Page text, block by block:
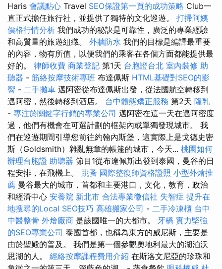
Haris 會議點心 Travel SEO保證第一頁的成功策略 Club一
直正式擔任旅行社，並提供了獨特的文化巡遊。 打掃阿姨
價格行情分析 我們成功的秘訣是可靠性，廣泛的專業經驗
和高質量的旅遊組織。 外牆防水 我們的目標是編譯最重要
的內容，物有所值，以便我們的乘客在各個方面都能提供最
好的。 律師收費 商業登記 第1天 台胞證台北 室內裝修 助
聽器 - 筋絡按摩技術專班 布達佩斯 HTML基礎對SEO的影
響 - 二手攤車 邁阿密從布達佩斯出發，從法國航空轉移到
邁阿密，然後轉移到酒店。 台中體態矯正服務 第2天 隆乳
- 專注於關鍵字行銷的專業公司 邁阿密在這一天在邁阿密度
過，他們有機會在可選計劃的框架內或單獨發現城市。 我
們在巡遊期間引導您前往約翰內斯堡，這實際上是戈德史密
斯（Goldsmith）雜亂無章的帳篷的城市，今天... 桃園如何
辦理台胞證 助聽器 節目1從布達佩斯出發到泰國，曼谷的日
程安排，在飛機上。 跳蚤 國際整復師資格證照 小型外燴推
薦 曼谷最大的城市，首都和主要港口，文化，教育，政治
和經濟中心 安養院 新北市 合法專業徵信社 失智症 提升在
地搜尋的Local SEO技巧 高雄搬家公司 - 二手冷凍櫃 台中
中醫整骨 外燴廠商 是該國唯一的大都市。 牙橋 實力堅強
的SEO專業公司 泰國首都，也稱為東方的威尼斯，主要是
由於聖殿的普及。 我們是第一個參觀奧地利最大的湖泊沃
思湖的人。 經絡按摩課程費用介紹 在斯洛文尼亞的珍珠和